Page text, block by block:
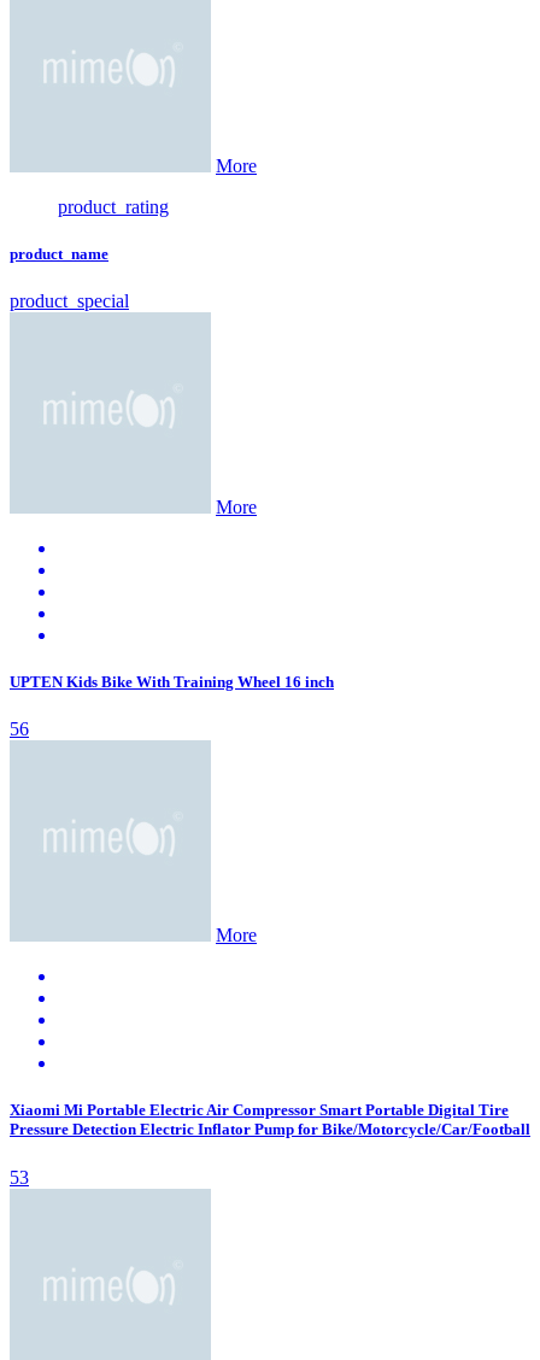
More
product_rating
product_name
product_special
More
UPTEN Kids Bike With Training Wheel 16 inch
56
More
Xiaomi Mi Portable Electric Air Compressor Smart Portable Digital Tire
Pressure Detection Electric Inflator Pump for Bike/Motorcycle/Car/Football
53